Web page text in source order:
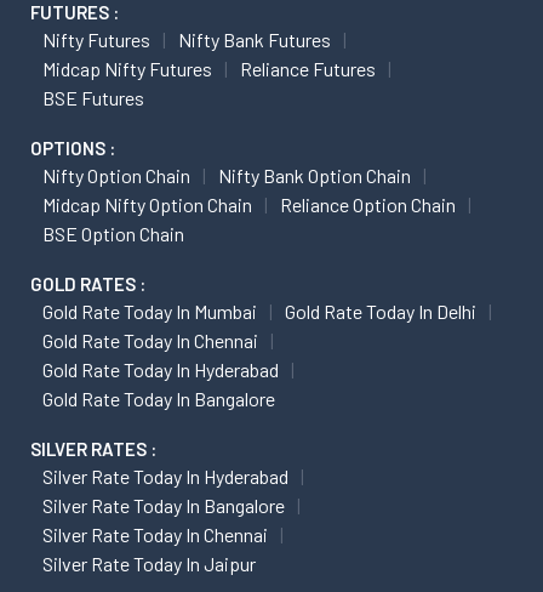
FUTURES :
Nifty Futures
Nifty Bank Futures
Midcap Nifty Futures
Reliance Futures
BSE Futures
OPTIONS :
Nifty Option Chain
Nifty Bank Option Chain
Midcap Nifty Option Chain
Reliance Option Chain
BSE Option Chain
GOLD RATES :
Gold Rate Today In Mumbai
Gold Rate Today In Delhi
Gold Rate Today In Chennai
Gold Rate Today In Hyderabad
Gold Rate Today In Bangalore
SILVER RATES :
Silver Rate Today In Hyderabad
Silver Rate Today In Bangalore
Silver Rate Today In Chennai
Silver Rate Today In Jaipur